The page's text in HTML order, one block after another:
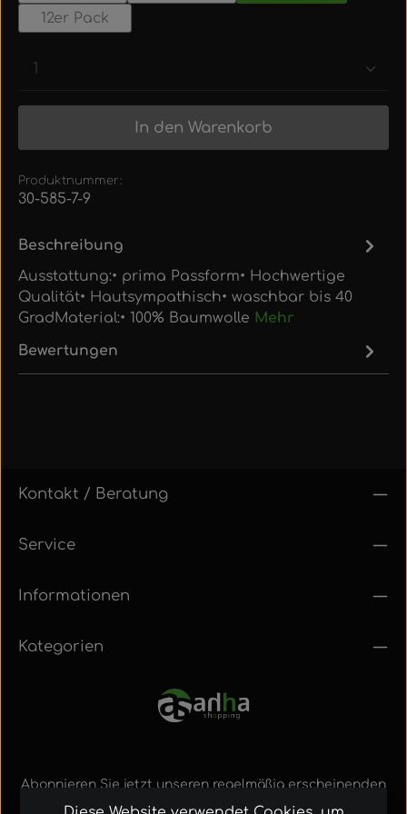
12er Pack
Produkt Anzahl: Gib den gewünschten Wert
In den Warenkorb
Produktnummer:
30-585-7-9
Beschreibung
Ausstattung:• prima Passform• Hochwertige
Qualität• Hautsympathisch• waschbar bis 40
GradMaterial:• 100% Baumwolle Mehr
Bewertungen
Kontakt / Beratung
Service
Informationen
Kategorien
Abonnieren Sie jetzt unseren regelmäßig erscheinenden
Newsletter, um rechtzeitig über neue Produkte und